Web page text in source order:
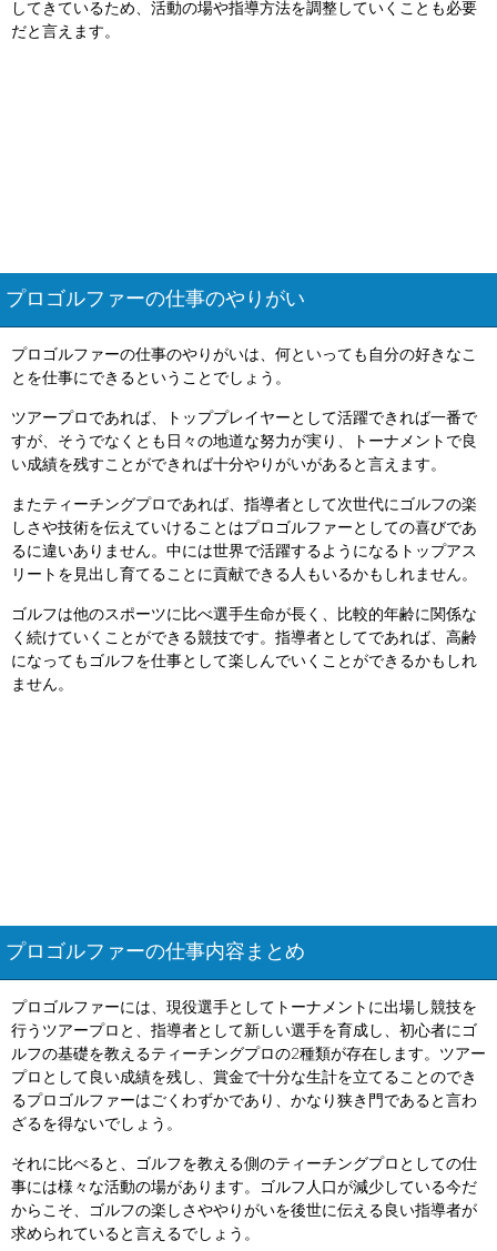
してきているため、活動の場や指導方法を調整していくことも必要
だと言えます。
プロゴルファーの仕事のやりがい
プロゴルファーの仕事のやりがいは、何といっても自分の好きなこ
とを仕事にできるということでしょう。
ツアープロであれば、トッププレイヤーとして活躍できれば一番で
すが、そうでなくとも日々の地道な努力が実り、トーナメントで良
い成績を残すことができれば十分やりがいがあると言えます。
またティーチングプロであれば、指導者として次世代にゴルフの楽
しさや技術を伝えていけることはプロゴルファーとしての喜びであ
るに違いありません。中には世界で活躍するようになるトップアス
リートを見出し育てることに貢献できる人もいるかもしれません。
ゴルフは他のスポーツに比べ選手生命が長く、比較的年齢に関係な
く続けていくことができる競技です。指導者としてであれば、高齢
になってもゴルフを仕事として楽しんでいくことができるかもしれ
ません。
プロゴルファーの仕事内容まとめ
プロゴルファーには、現役選手としてトーナメントに出場し競技を
行うツアープロと、指導者として新しい選手を育成し、初心者にゴ
ルフの基礎を教えるティーチングプロの2種類が存在します。ツアー
プロとして良い成績を残し、賞金で十分な生計を立てることのでき
るプロゴルファーはごくわずかであり、かなり狭き門であると言わ
ざるを得ないでしょう。
それに比べると、ゴルフを教える側のティーチングプロとしての仕
事には様々な活動の場があります。ゴルフ人口が減少している今だ
からこそ、ゴルフの楽しさややりがいを後世に伝える良い指導者が
求められていると言えるでしょう。